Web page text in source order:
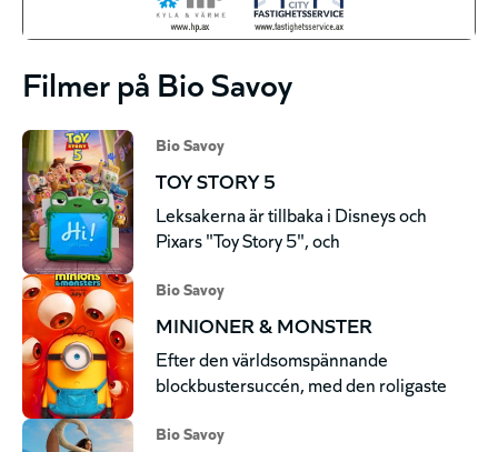
Filmer på Bio Savoy
Bio Savoy
TOY STORY 5
Leksakerna är tillbaka i Disneys och
Pixars "Toy Story 5", och
Bio Savoy
MINIONER & MONSTER
Efter den världsomspännande
blockbustersuccén, med den roligaste
Bio Savoy